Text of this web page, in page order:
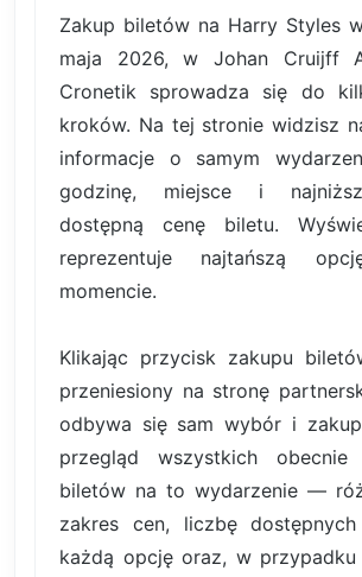
Zakup biletów na Harry Styles
maja 2026, w Johan Cruijff
Cronetik sprowadza się do
kroków. Na tej stronie widzisz
informacje o samym
godzinę, miejsce i
dostępną cenę biletu.
reprezentuje najtańszą
momencie.
Klikając przycisk zakupu
przeniesiony na stronę
odbywa się sam wybór i
przegląd wszystkich obecnie
biletów na to wydarzenie —
zakres cen, liczbę
każdą opcję oraz, w